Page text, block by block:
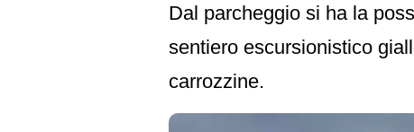
Dal parcheggio si ha la
sentiero escursionistico
carrozzine.